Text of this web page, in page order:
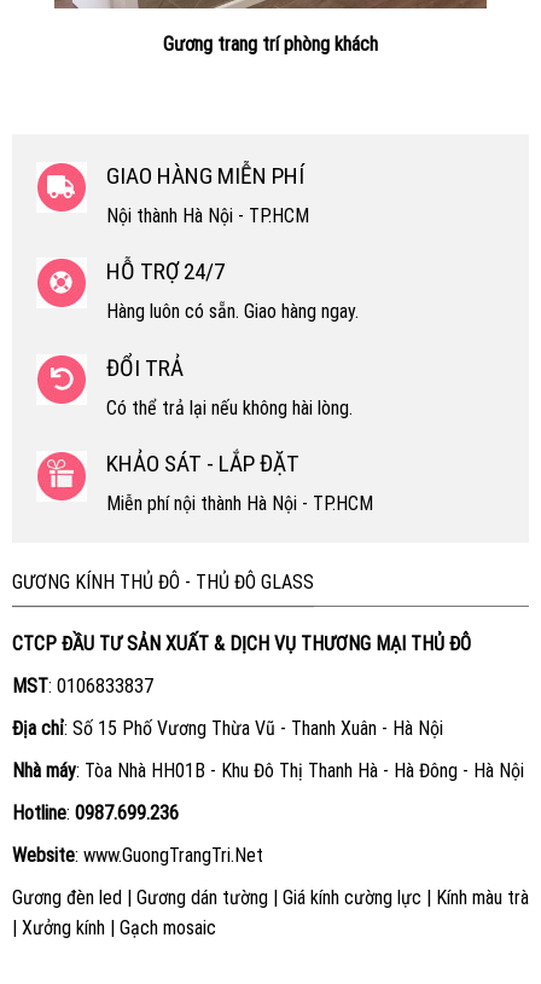
Gương trang trí phòng khách
GIAO HÀNG MIỄN PHÍ
Nội thành Hà Nội - TP.HCM
HỖ TRỢ 24/7
Hàng luôn có sẵn. Giao hàng ngay.
ĐỔI TRẢ
Có thể trả lại nếu không hài lòng.
KHẢO SÁT - LẮP ĐẶT
Miễn phí nội thành Hà Nội - TP.HCM
GƯƠNG KÍNH THỦ ĐÔ - THỦ ĐÔ GLASS
CTCP ĐẦU TƯ SẢN XUẤT & DỊCH VỤ THƯƠNG MẠI THỦ ĐÔ
MST: 0106833837
Địa chỉ: Số 15 Phố Vương Thừa Vũ - Thanh Xuân - Hà Nội
Nhà máy: Tòa Nhà HH01B - Khu Đô Thị Thanh Hà - Hà Đông - Hà Nội
Hotline: 0987.699.236
Website: www.GuongTrangTri.Net
Gương đèn led
Gương dán tường| Giá kính cường lực
Kính màu trà
Xưởng kính| Gạch mosaic